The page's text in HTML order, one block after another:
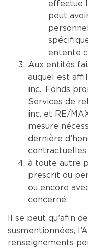
effectue
peut
entente
Aux entités
auquel est
inc., Fonds
Services de
inc. et RE/
mesure
dernière
à toute autre
prescrit ou
ou encore
concerné.
Il se peut qu’afin
susmentionnées,
renseignements